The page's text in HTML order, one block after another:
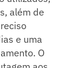
além de
e uma
O